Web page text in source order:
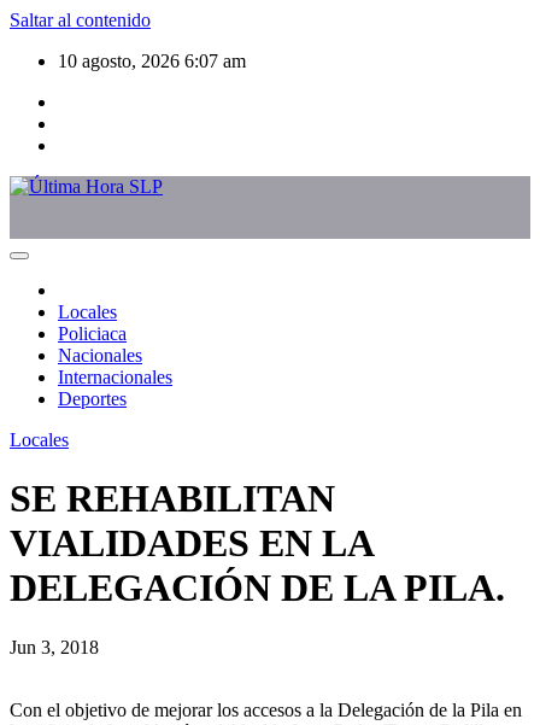
Saltar al contenido
10 agosto, 2026 6:07 am
Locales
Policiaca
Nacionales
Internacionales
Deportes
Locales
SE REHABILITAN
VIALIDADES EN LA
DELEGACIÓN DE LA PILA.
Jun 3, 2018
Con el objetivo de mejorar los accesos a la Delegación de la Pila en